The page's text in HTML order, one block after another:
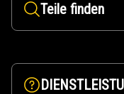
Teile finden